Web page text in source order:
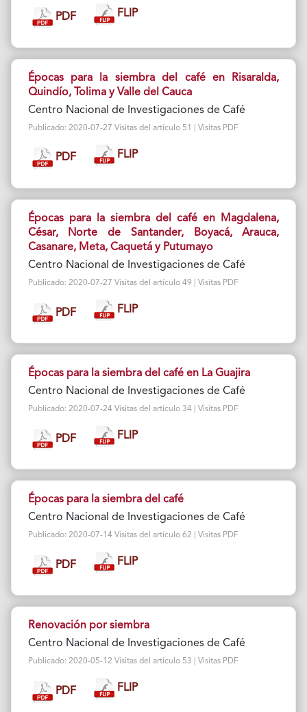
PDF FLIP
Épocas para la siembra del café en Risaralda,
Quindío, Tolima y Valle del Cauca
Centro Nacional de Investigaciones de Café
Publicado: 2020-07-27 Visitas del artículo 51 | Visitas PDF
PDF FLIP
Épocas para la siembra del café en Magdalena,
César, Norte de Santander, Boyacá, Arauca,
Casanare, Meta, Caquetá y Putumayo
Centro Nacional de Investigaciones de Café
Publicado: 2020-07-27 Visitas del artículo 49 | Visitas PDF
PDF FLIP
Épocas para la siembra del café en La Guajira
Centro Nacional de Investigaciones de Café
Publicado: 2020-07-24 Visitas del artículo 34 | Visitas PDF
PDF FLIP
Épocas para la siembra del café
Centro Nacional de Investigaciones de Café
Publicado: 2020-07-14 Visitas del artículo 62 | Visitas PDF
PDF FLIP
Renovación por siembra
Centro Nacional de Investigaciones de Café
Publicado: 2020-05-12 Visitas del artículo 53 | Visitas PDF
PDF FLIP